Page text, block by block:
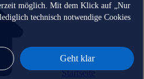
möglich. Mit dem Klick auf „Nur
technisch notwendige Cookies
Geht klar
Startseite